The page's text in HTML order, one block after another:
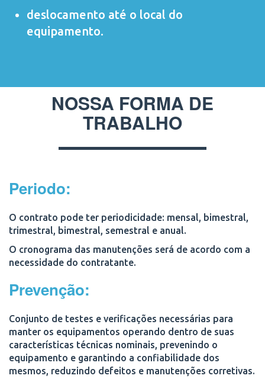
deslocamento até o local do
equipamento.
NOSSA FORMA DE
TRABALHO
Periodo:
O contrato pode ter periodicidade: mensal, bimestral,
trimestral, bimestral, semestral e anual.
O cronograma das manutenções será de acordo com a
necessidade do contratante.
Prevenção:
Conjunto de testes e verificações necessárias para
manter os equipamentos operando dentro de suas
características técnicas nominais, prevenindo o
equipamento e garantindo a confiabilidade dos
mesmos, reduzindo defeitos e manutenções corretivas.